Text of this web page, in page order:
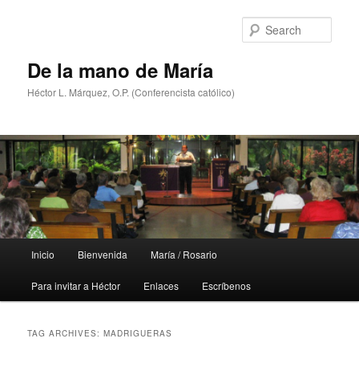
De la mano de María
Héctor L. Márquez, O.P. (Conferencista católico)
Inicio Bienvenida María / Rosario
Para invitar a Héctor Enlaces Escríbenos
TAG ARCHIVES:MADRIGUERAS